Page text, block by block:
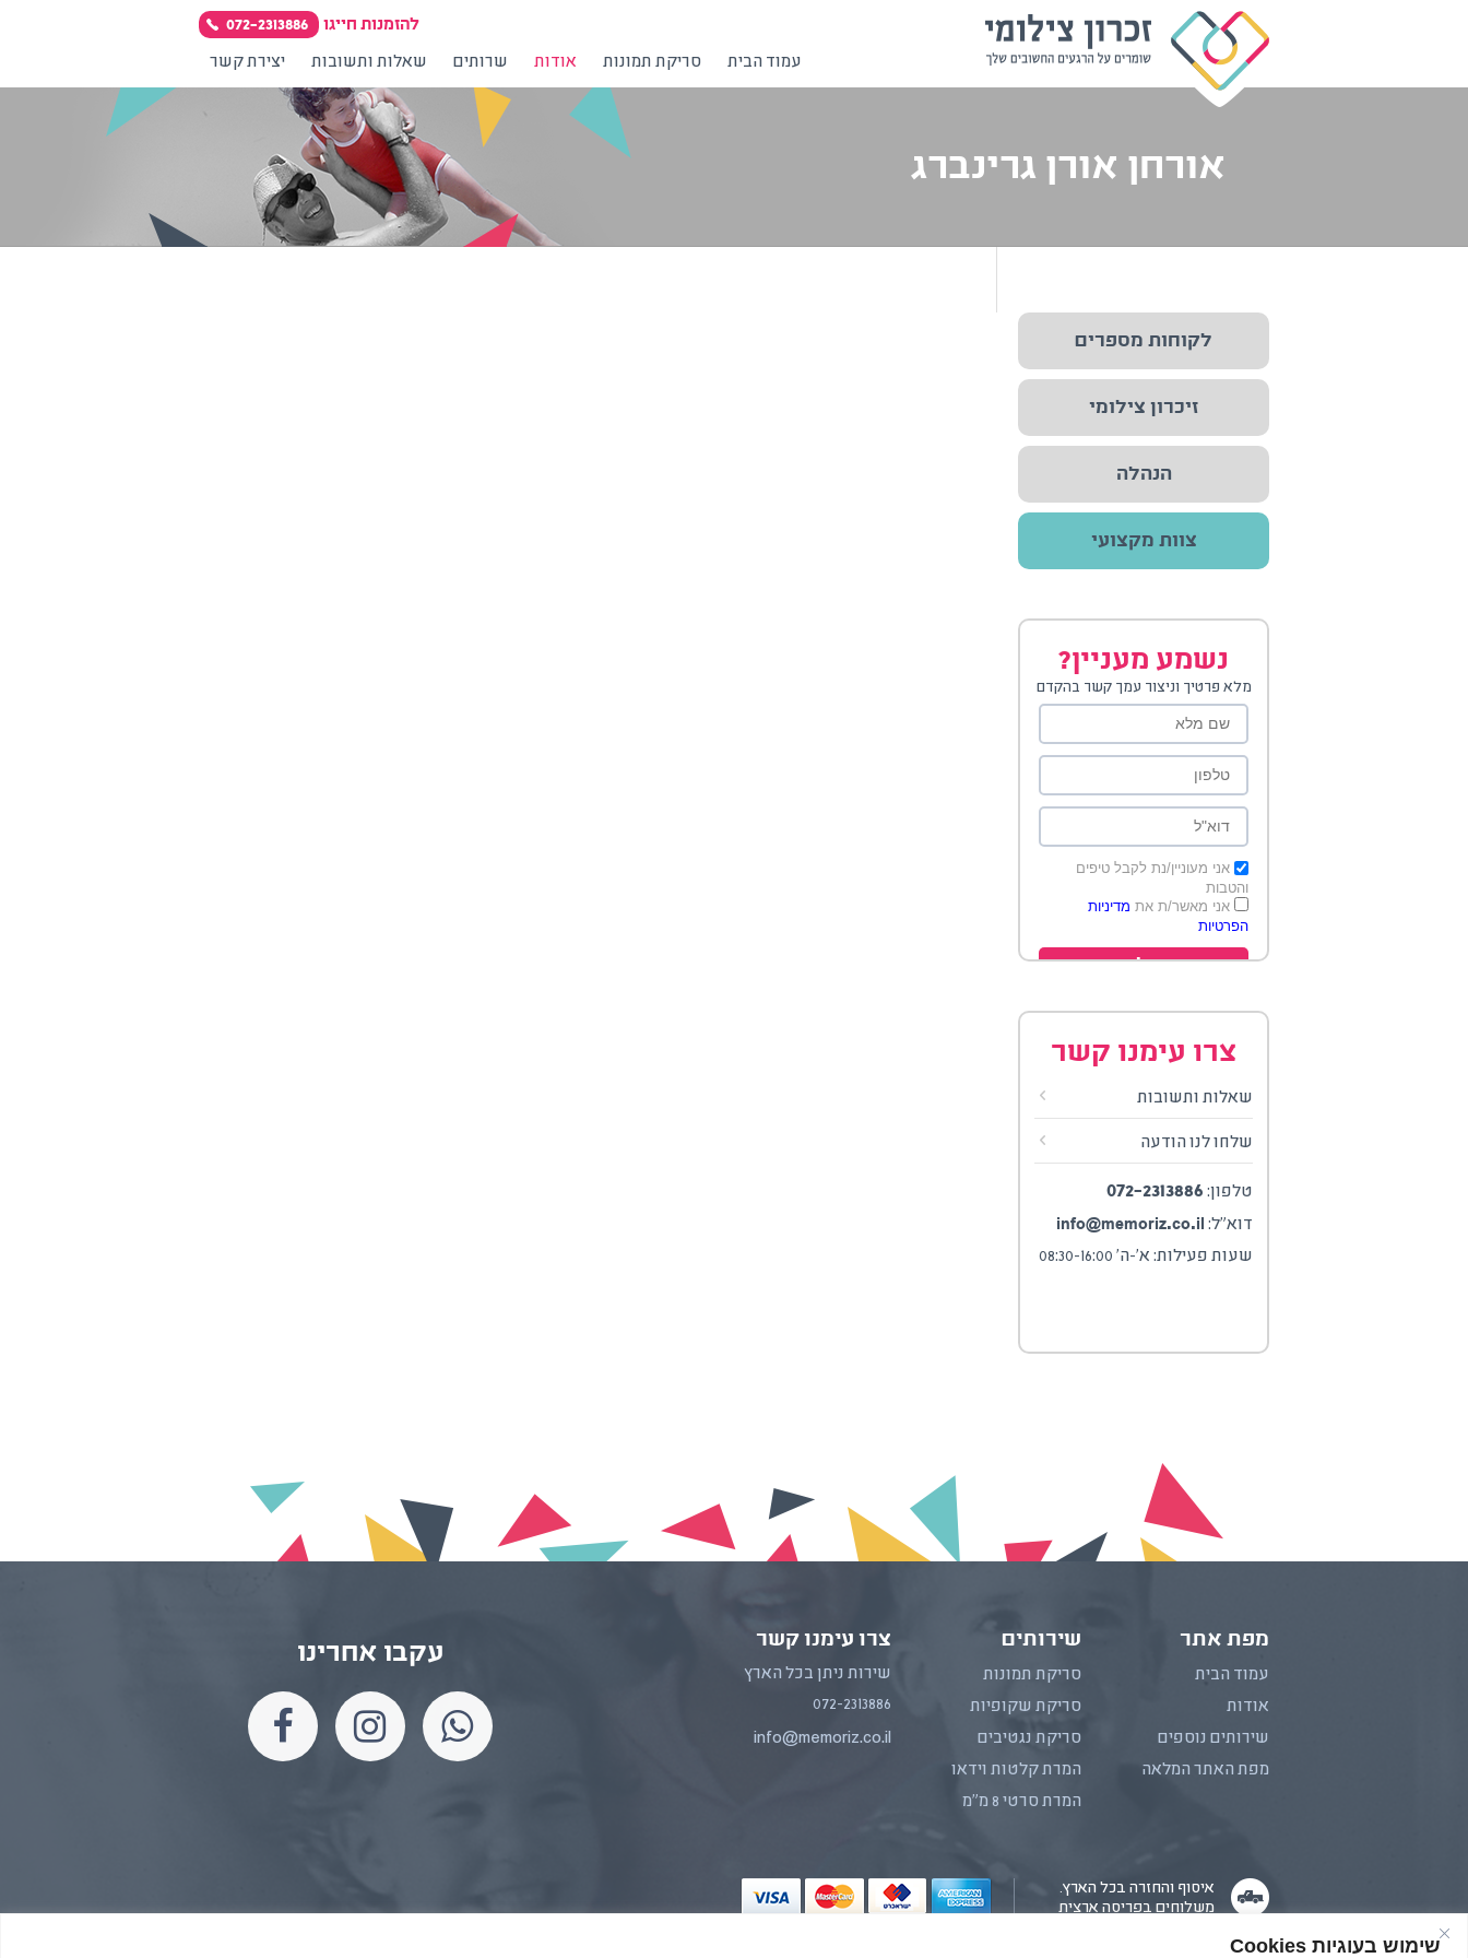
שימוש בעוגיות Cookies
להזמנות חייגו
072-2313886
עמוד הבית
סריקת תמונות אודות שרותים שאלות ותשובות יצירת קשר
אורחן אורן גרינברג
לקוחות מספרים
זיכרון צילומי
הנהלה
צוות מקצועי
נשמע מעניין?
מלא פרטיך וניצור עמך קשר בהקדם
אני מעוניין/נת לקבל טיפים
והטבות
אני מאשר/ת את מדיניות
הפרטיות
שלח
צרו עימנו קשר
שאלות ותשובות
שלחו לנו הודעה
טלפון: 072-2313886
דוא"ל: info@memoriz.co.il
שעות פעילות: א'-ה' 08:30-16:00
עקבו אחרינו מפת אתר
עמוד הבית
אודות
שירותים נוספים
מפת האתר המלאה
שירותים
סריקת תמונות
סריקת שקופיות
סריקת נגטיבים
המרת קלטות וידאו
המרת סרטי 8 מ"מ
צרו עימנו קשר
שירות ניתן בכל הארץ
072-2313886
info@memoriz.co.il
איסוף והחזרה בכל הארץ.
משלוחים בפריסה ארצית